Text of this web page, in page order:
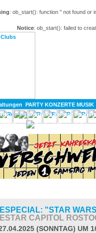
: ob_start(): function '' not found or
Notice: ob_start(): failed to
PARTY KONZERTE MUSIK
"STAR
CAPITOL
(SONNTAG) UM